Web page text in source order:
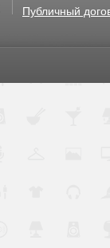
Публичный